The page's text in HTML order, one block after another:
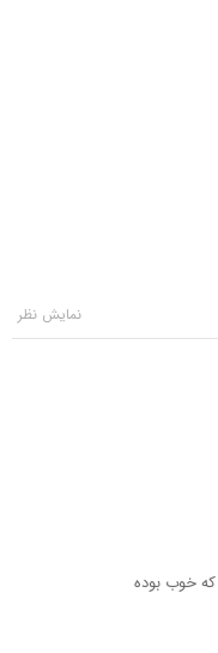
خوب بوده